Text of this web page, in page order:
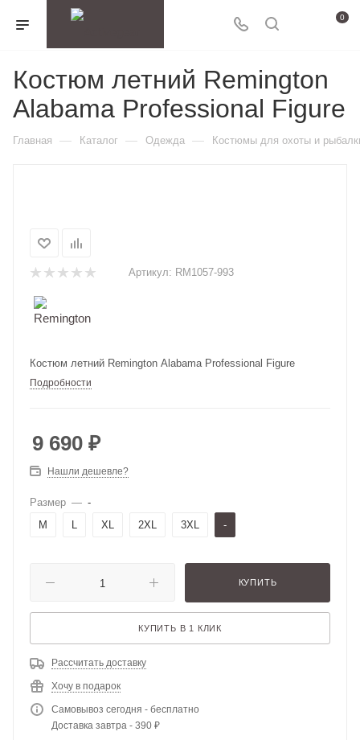
0
Костюм летний Remington
Alabama Professional Figure
Главная — Каталог — Одежда — Костюмы для охоты и
Артикул: RM1057-993
Костюм летний Remington Alabama Professional Figure
Подробности
9 690 ₽
Нашли дешевле?
Размер — -
M
L XL 2XL 3XL -
КУПИТЬ
КУПИТЬ В 1 КЛИК
Рассчитать доставку
Хочу в подарок
Самовывоз сегодня - бесплатно
Доставка завтра - 390 ₽